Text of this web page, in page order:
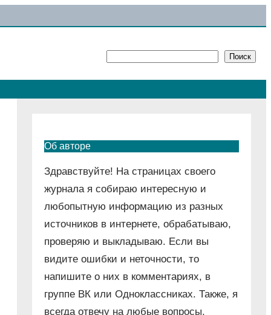
Поиск
Об авторе
Здравствуйте! На страницах своего
журнала я собираю интересную и
любопытную информацию из разных
источников в интернете, обрабатываю,
проверяю и выкладываю. Если вы
видите ошибки и неточности, то
напишите о них в комментариях, в
группе ВК или Одноклассниках. Также, я
всегда отвечу на любые вопросы.